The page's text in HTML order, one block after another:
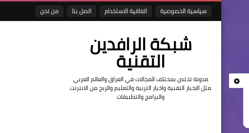
سياسية الخصوصية اتفاقية الاستخدام اتصل بنا من نحن
شبكة الرافدين
التقنية
مدونة تختص بمختلف المجالات في العراق والعالم العربي
مثل الاخبار التقنية واخبار التربية والتعليم والربح من الانترنت
والبرامج والتطبيقات